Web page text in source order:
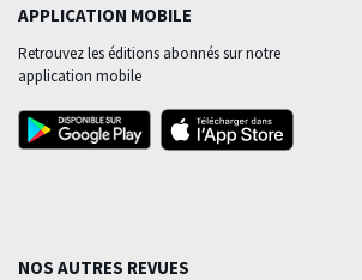
APPLICATION MOBILE
Retrouvez les éditions abonnés sur notre
application mobile
NOS AUTRES REVUES